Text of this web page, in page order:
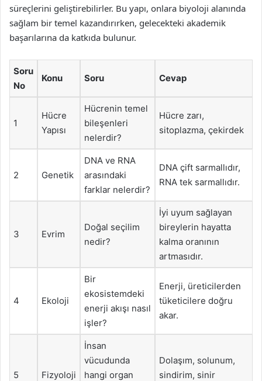
süreçlerini geliştirebilirler. Bu yapı, onlara biyoloji alanında
sağlam bir temel kazandırırken, gelecekteki akademik
başarılarına da katkıda bulunur.
Soru
No
Konu Soru Cevap
1
Hücre
Yapısı
Hücrenin temel
bileşenleri
nelerdir?
Hücre zarı,
sitoplazma, çekirdek
2 Genetik
DNA ve RNA
arasındaki
farklar nelerdir?
DNA çift sarmallıdır,
RNA tek sarmallıdır.
3 Evrim
Doğal seçilim
nedir?
İyi uyum sağlayan
bireylerin hayatta
kalma oranının
artmasıdır.
4 Ekoloji
Bir
ekosistemdeki
enerji akışı nasıl
işler?
Enerji, üreticilerden
tüketicilere doğru
akar.
5 Fizyoloji
İnsan
vücudunda
hangi organ
Dolaşım, solunum,
sindirim, sinir